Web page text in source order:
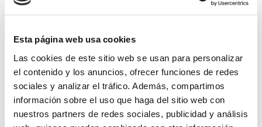
Esta página web usa cookies
Las cookies de este sitio web se usan para personalizar
el contenido y los anuncios, ofrecer funciones de redes
sociales y analizar el tráfico. Además, compartimos
información sobre el uso que haga del sitio web con
nuestros partners de redes sociales, publicidad y análisis
Vuelta al mundo desde Southampton en
Arcadiapasando por EN MAR
23 días a bordo delArcadiadesde Southampton
Southampton EN MAR Funchal
EN MAR